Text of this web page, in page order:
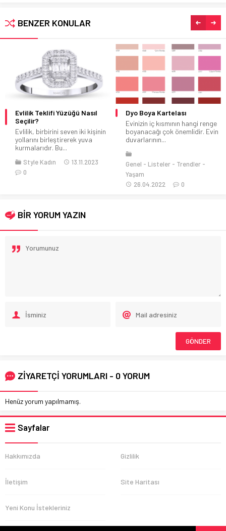
BENZER KONULAR
Evlilik Teklifi Yüzüğü Nasıl
Seçilir?
Evlilik, birbirini seven iki kişinin
yollarını birleştirerek yuva
kurmalarıdır. Bu...
Style Kadın
13.11.2023
0
Dyo Boya Kartelası
Evinizin iç kısmının hangi renge
boyanacağı çok önemlidir. Evin
duvarlarının...
Genel Listeler
Trendler
Yaşam
26.04.2022
0
BİR YORUM YAZIN
ZİYARETÇİ YORUMLARI - 0 YORUM
Henüz yorum yapılmamış.
Sayfalar
Hakkımızda Gizlilik
İletişim Site Haritası
Yeni Konu İstekleriniz